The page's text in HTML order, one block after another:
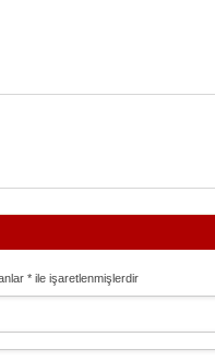
* ile işaretlenmişlerdir